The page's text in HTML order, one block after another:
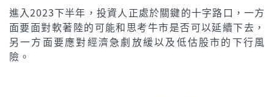
進入2023下半年，投資人正處於關鍵的十字路口，一方
面要面對軟著陸的可能和思考牛市是否可以延續下去，
另一方面要應對經濟急劇放緩以及低估股市的下行風
險。